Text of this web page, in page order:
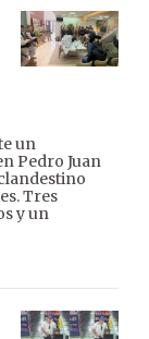
un
Pedro Juan
Tres
y un